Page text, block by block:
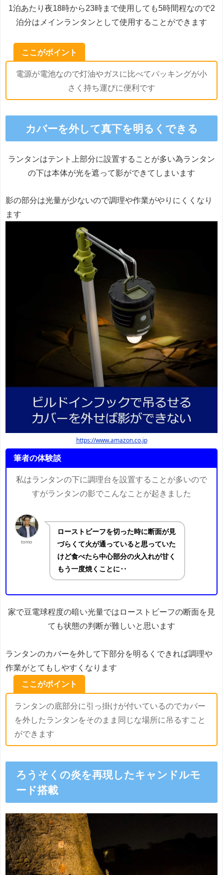
1泊あたり夜18時から23時まで使用しても5時間程なので2
泊分はメインランタンとして使用することができます
ここがポイント
電源が電池なので灯油やガスに比べてパッキングが小
さく持ち運びに便利です
カバーを外して真下を明るくできる
ランタンはテント上部分に設置することが多い為ランタン
の下は本体が光を遮って影ができてしまいます
影の部分は光量が少ないので調理や作業がやりにくくなり
ます
https://www.amazon.co.jp
筆者の体験談
私はランタンの下に調理台を設置することが多いので
すがランタンの影でこんなことが起きました
tomo
ローストビーフを切った時に断面が見
づらくて火が通っていると思っていた
けど食べたら中心部分の火入れが甘く
もう一度焼くことに‥
家で豆電球程度の暗い光量ではローストビーフの断面を見
ても状態の判断が難しいと思います
ランタンのカバーを外して下部分を明るくできれば調理や
作業がとてもしやすくなります
ここがポイント
ランタンの底部分に引っ掛けが付いているのでカバー
を外したランタンをそのまま同じな場所に吊るすこと
ができます
ろうそくの炎を再現したキャンドルモ
ード搭載